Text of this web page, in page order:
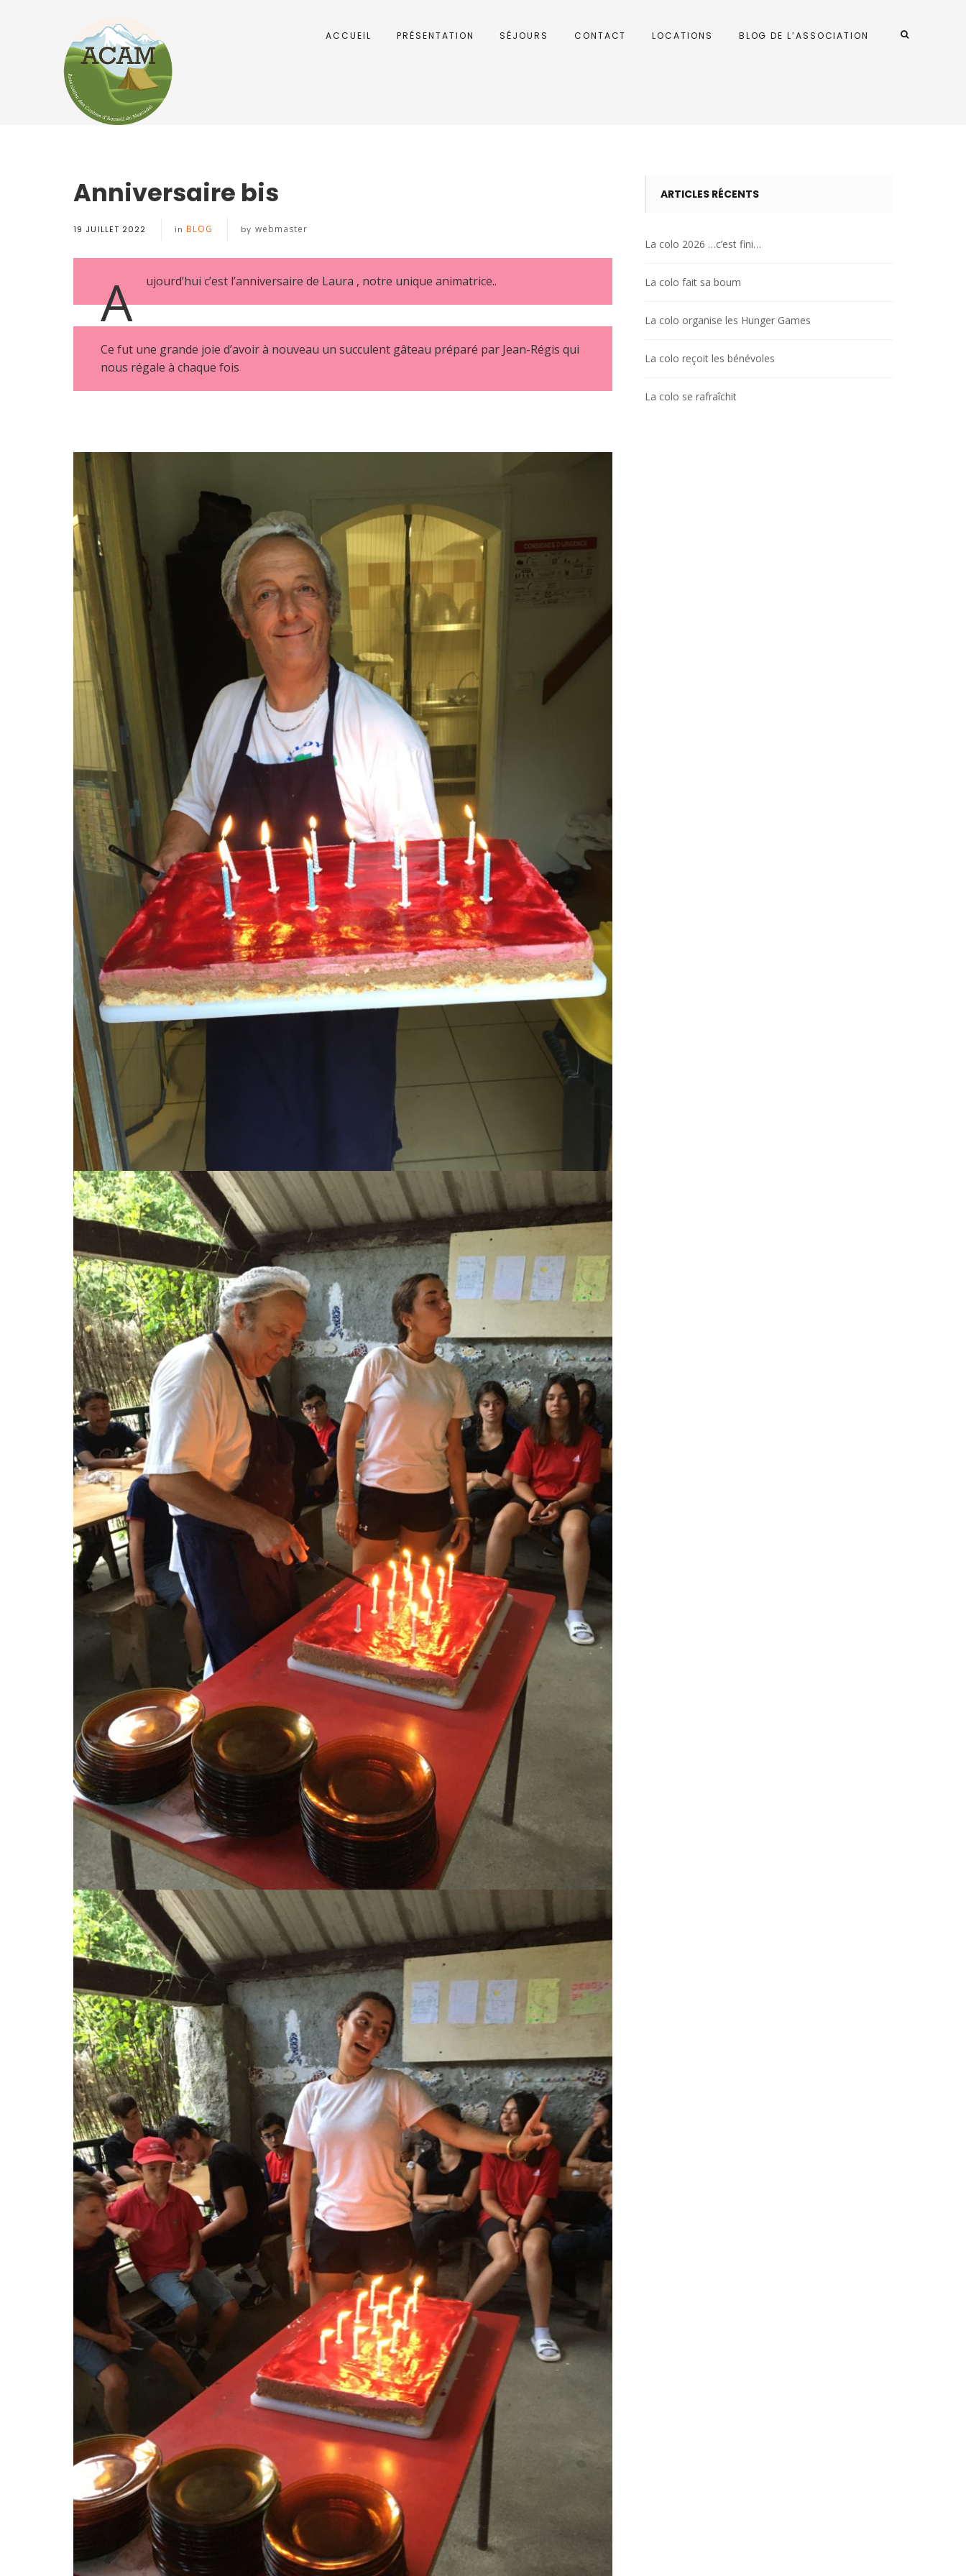
ACCUEIL PRÉSENTATION SÉJOURS CONTACT LOCATIONS BLOG DE L’ASSOCIATION
Anniversaire bis
19 JUILLET 2022 in BLOG by webmaster
A ujourd’hui c’est l’anniversaire de Laura , notre unique animatrice..
Ce fut une grande joie d’avoir à nouveau un succulent gâteau préparé par Jean-Régis qui
nous régale à chaque fois
ARTICLES RÉCENTS
La colo 2026 …c’est fini…
La colo fait sa boum
La colo organise les Hunger Games
La colo reçoit les bénévoles
La colo se rafraîchit